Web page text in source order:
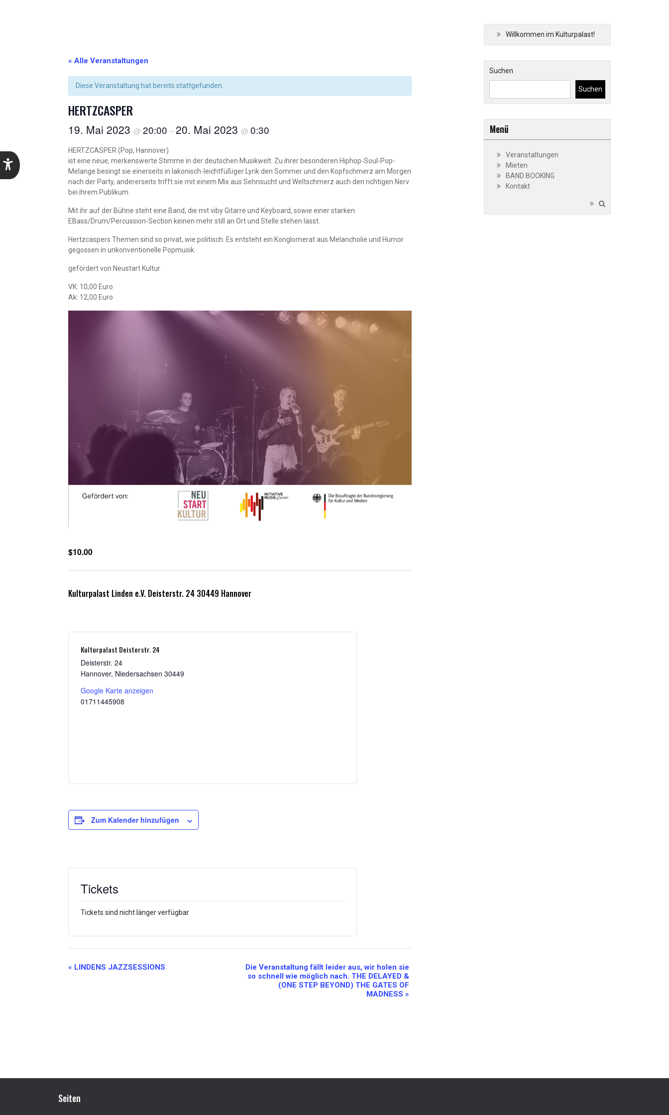
« Alle Veranstaltungen
Diese Veranstaltung hat bereits stattgefunden.
HERTZCASPER
19. Mai 2023 @ 20:00 –20. Mai 2023 @ 0:30
HERTZCASPER (Pop, Hannover)
ist eine neue, merkenswerte Stimme in der deutschen Musikwelt. Zu ihrer besonderen Hiphop-Soul-Pop-
Melange besingt sie einerseits in lakonisch-leichtfüßiger Lyrik den Sommer und den Kopfschmerz am Morgen
nach der Party, andererseits trifft sie mit einem Mix aus Sehnsucht und Weltschmerz auch den richtigen Nerv
bei ihrem Publikum.
Mit ihr auf der Bühne steht eine Band, die mit viby Gitarre und Keyboard, sowie einer starken
EBass/Drum/Percussion-Section keinen mehr still an Ort und Stelle stehen lässt.
Hertzcaspers Themen sind so privat, wie politisch. Es entsteht ein Konglomerat aus Melancholie und Humor
gegossen in unkonventionelle Popmusik.
gefördert von Neustart Kultur
VK: 10,00 Euro
Ak: 12,00 Euro
$10.00
Kulturpalast Linden e.V. Deisterstr. 24 30449 Hannover
Kulturpalast Deisterstr. 24
Deisterstr. 24
Hannover, Niedersachsen 30449
Google Karte anzeigen
01711445908
Zum Kalender hinzufügen
Tickets
Tickets sind nicht länger verfügbar
Veranstaltung-
« LINDENS JAZZSESSIONS
Die Veranstaltung fällt leider aus, wir holen sie
so schnell wie möglich nach. THE DELAYED &
(ONE STEP BEYOND) THE GATES OF
MADNESS »
Willkommen im Kulturpalast!
Suchen
Suchen
Menü
Veranstaltungen
Mieten
BAND BOOKING
Kontakt
Seiten